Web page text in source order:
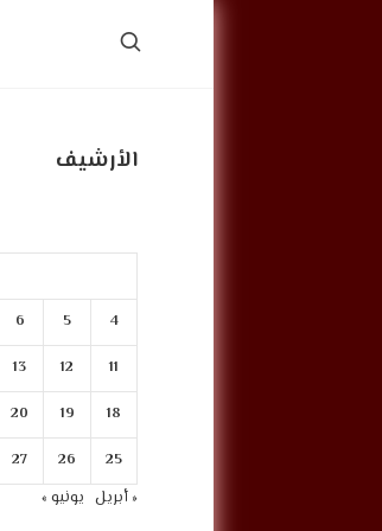
الأرشيف
4
5
6
11
12
13
18
19
20
25
26
27
« أبريل يونيو »